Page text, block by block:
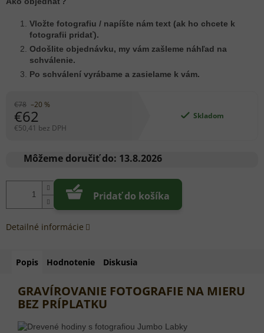
€78 –20 %
€62
€50,41 bez DPH
cena:
Skladom
Môžeme doručiť do: 13.8.2026
Pridať do košíka
Vložte fotografiu / napíšte nám text (ak ho chcete k
fotografii pridať).
Odošlite objednávku, my vám zašleme náhľad na
schválenie.
Po schválení vyrábame a zasielame k vám.
Detailné informácie
Popis Hodnotenie Diskusia
GRAVÍROVANIE FOTOGRAFIE NA MIERU
BEZ PRÍPLATKU